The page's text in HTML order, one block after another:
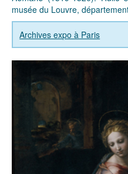
musée du Louvre,
Archives expo à Paris